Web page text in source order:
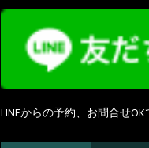
LINEからの予約、お問合せOK